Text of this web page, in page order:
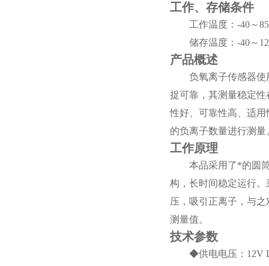
工作、存储条件
工作温度：-40～
储存温度：-40～
产品概述
负氧离子传感器
捉可靠，其测量稳定
性好、可靠性高、适
的负离子数量进行测量
工作原理
本品采用了*的圆
构，长时间稳定运行
压，吸引正离子，与
测量值。
技术参数
◆供电电压：12V